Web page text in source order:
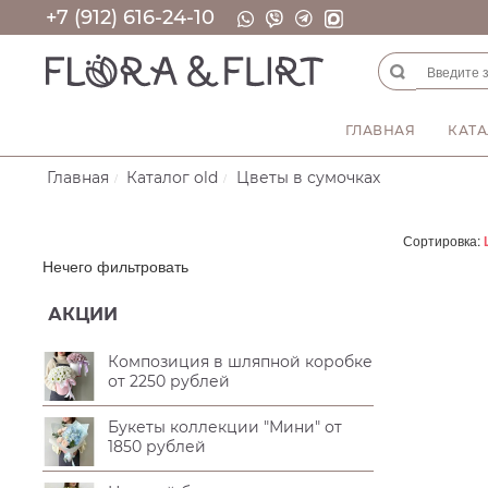
+7 (912) 616-24-10
ГЛАВНАЯ
Главная Каталог old Цветы в сумочках
Нечего фильтровать
АКЦИИ
Композиция в шляпной коробке
от 2250 рублей
Букеты коллекции "Мини" от
1850 рублей
Сортировка: